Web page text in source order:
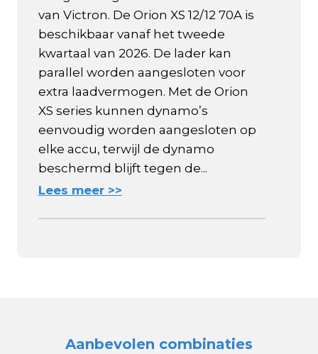
van Victron. De Orion XS 12/12 70A is
beschikbaar vanaf het tweede
kwartaal van 2026. De lader kan
parallel worden aangesloten voor
extra laadvermogen. Met de Orion
XS series kunnen dynamo’s
eenvoudig worden aangesloten op
elke accu, terwijl de dynamo
beschermd blijft tegen de...
Lees meer >>
Aanbevolen combinaties